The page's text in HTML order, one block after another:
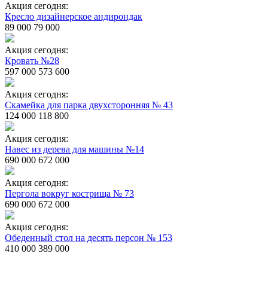
Акция сегодня:
Кресло дизайнерское андирондак
89 000 79 000
Акция сегодня:
Кровать №28
597 000 573 600
Акция сегодня:
Скамейка для парка двухсторонняя № 43
124 000 118 800
Акция сегодня:
Навес из дерева для машины №14
690 000 672 000
Акция сегодня:
Пергола вокруг кострища № 73
690 000 672 000
Акция сегодня:
Обеденный стол на десять персон № 153
410 000 389 000